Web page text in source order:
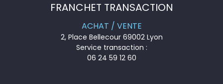
FRANCHET TRANSACTION
ACHAT / VENTE
2, Place Bellecour 69002 Lyon
Service transaction :
06 24 59 12 60